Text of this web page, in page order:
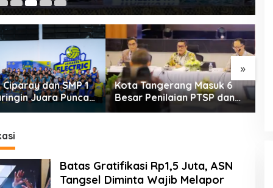
»
Masuk 6
PTSP dan
Penghasilan di Bawah UMK,
PPPK Teknis Kota
Batas Gratifikasi Rp1,5 Juta, ASN
Tangsel Diminta Wajib Melapor